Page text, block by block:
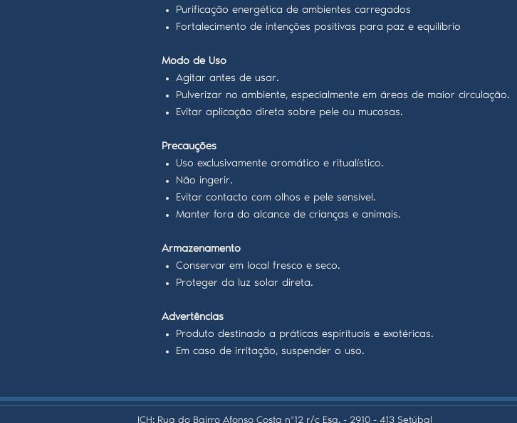
Purificação energética de ambientes carregados
Fortalecimento de intenções positivas para paz e equilíbrio
Modo de Uso
Agitar antes de usar.
Pulverizar no ambiente, especialmente em áreas de maior circulação.
Evitar aplicação direta sobre pele ou mucosas.
Precauções
Uso exclusivamente aromático e ritualístico.
Não ingerir.
Evitar contacto com olhos e pele sensível.
Manter fora do alcance de crianças e animais.
Armazenamento
Conservar em local fresco e seco.
Proteger da luz solar direta.
Advertências
Produto destinado a práticas espirituais e exotéricas.
Em caso de irritação, suspender o uso.
ICH: Rua do Bairro Afonso Costa nº12 r/c Esq. - 2910 - 413 Setúbal